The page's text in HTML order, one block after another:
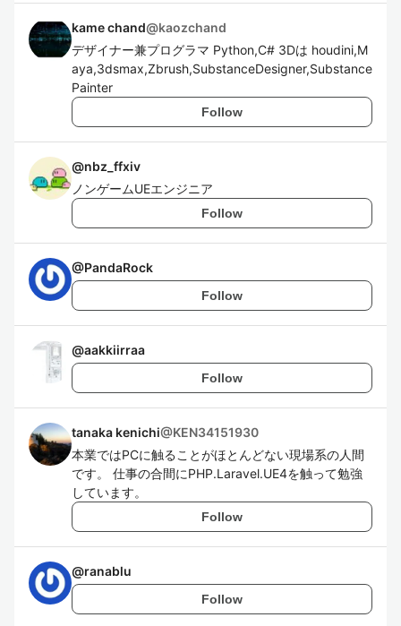
kame chand@kaozchand
デザイナー兼プログラマ Python,C# 3Dは houdini,M
aya,3dsmax,Zbrush,SubstanceDesigner,Substance
Painter
Follow
@nbz_ffxiv
ノンゲームUEエンジニア
Follow
@PandaRock
Follow
@aakkiirraa
Follow
tanaka kenichi@KEN34151930
本業ではPCに触ることがほとんどない現場系の人間
です。 仕事の合間にPHP.Laravel.UE4を触って勉強
しています。
Follow
@ranablu
Follow